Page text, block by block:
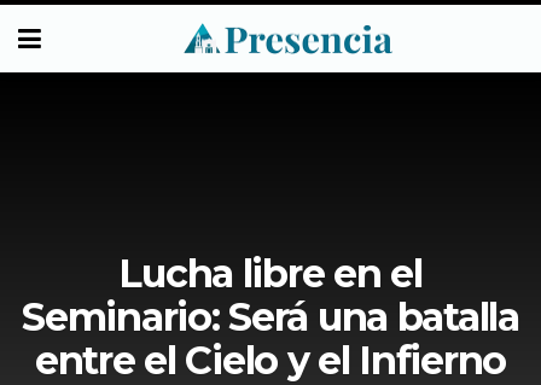
Lucha libre en el
Seminario: Será una batalla
entre el Cielo y el Infierno